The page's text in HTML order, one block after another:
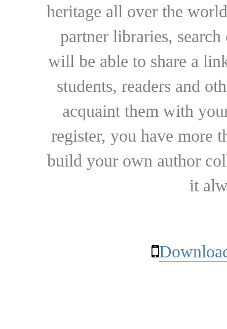
heritage all over the
partner libraries,
will be able to share a
students, readers and
acquaint them with
register, you have more
build your own author
it